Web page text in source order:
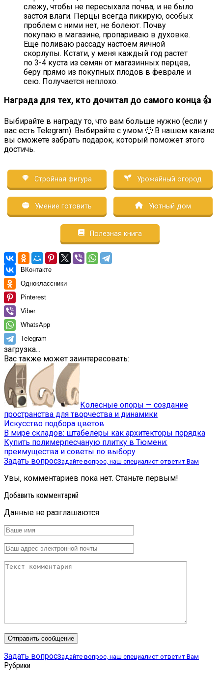
слежу, чтобы не пересыхала почва, и не было
застоя влаги. Перцы всегда пикирую, особых
проблем с ними нет, не болеют. Почву
покупаю в магазине, пропариваю в духовке.
Еще поливаю рассаду настоем яичной
скорлупы. Кстати, у меня каждый год растет
по 3-4 куста из семян от магазинных перцев,
беру прямо из покупных плодов в феврале и
сею. Получается неплохо.
Награда для тех, кто дочитал до самого конца 👍
Выбирайте в награду то, что вам больше нужно (если у
вас есть Telegram). Выбирайте с умом 🙂 В нашем канале
вы сможете забрать подарок, который поможет этого
достичь.
Стройная фигура Урожайный огород
Умение готовить Уютный дом
Полезная книга
ВКонтакте
Одноклассники
Pinterest
Viber
WhatsApp
Telegram
загрузка...
Вас также может заинтересовать:
Колесные опоры — создание
пространства для творчества и динамики
Искусство подбора цветов
В мире складов: штабелёры как архитекторы порядка
Купить полимерпесчаную плитку в Тюмени:
преимущества и советы по выбору
Задать вопросЗадайте вопрос, наш специалист ответит Вам
Увы, комментариев пока нет. Станьте первым!
Добавить комментарий
Данные не разглашаются
Задать вопросЗадайте вопрос, наш специалист ответит Вам
Рубрики